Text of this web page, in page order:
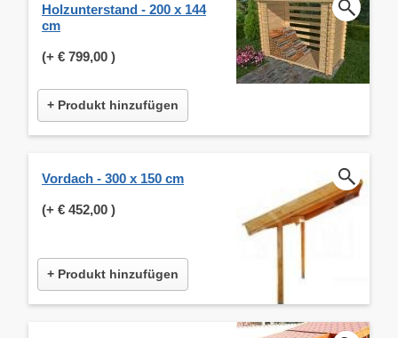
Holzunterstand - 200 x 144
cm
(+ € 799,00 )
+ Produkt hinzufügen
Vordach - 300 x 150 cm
(+ € 452,00 )
+ Produkt hinzufügen